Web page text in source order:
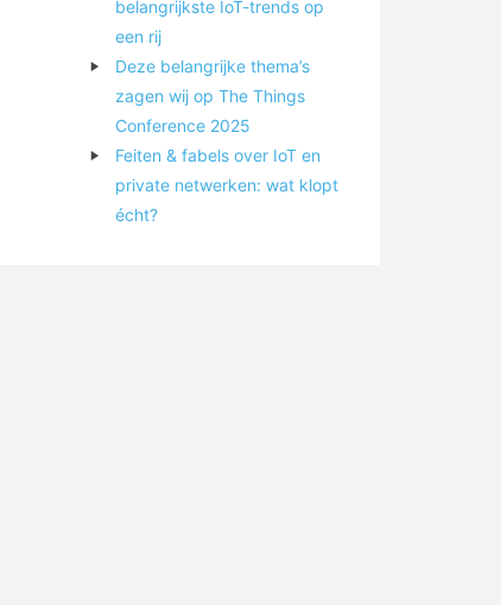
belangrijkste IoT-trends op
een rij
Deze belangrijke thema’s
zagen wij op The Things
Conference 2025
Feiten & fabels over IoT en
private netwerken: wat klopt
écht?